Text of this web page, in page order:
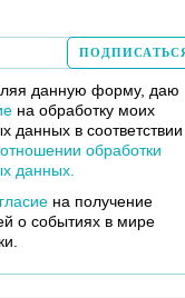
данную форму, даю
на обработку моих
данных в соответствии
обработки
данных.
на получение
о событиях в мире